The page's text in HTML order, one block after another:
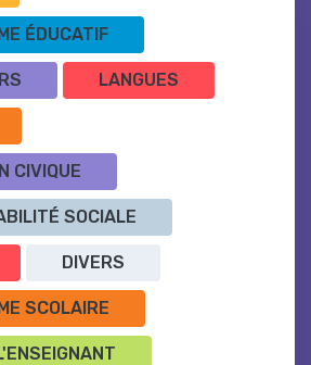
ÉDUCATIF
LANGUES
CIVIQUE
SOCIALE
DIVERS
SCOLAIRE